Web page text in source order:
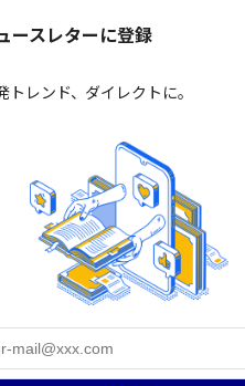
ースレターに登録
トレンド、ダイレクトに。